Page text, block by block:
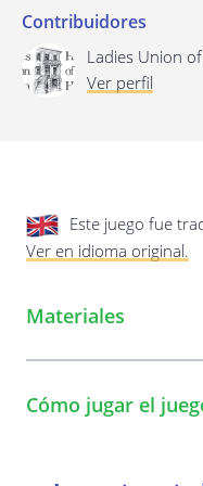
Contribuidores
Ladies Union
Ver perfil
Este juego fue
Ver en idioma original.
Materiales
juego.
Cómo jugar el
Última actualización: 17/